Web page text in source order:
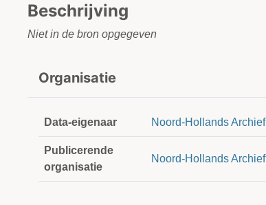
Beschrijving
Niet in de bron opgegeven
Organisatie
Data-eigenaar Noord-Hollands Archief
Publicerende
organisatie
Noord-Hollands Archief